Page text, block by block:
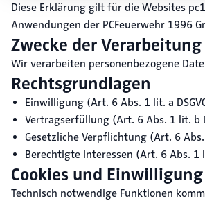
Diese Erklärung gilt für die Websites
Anwendungen der PCFeuerwehr 1996
Zwecke der Verarbeitung
Wir verarbeiten personenbezogene
Rechtsgrundlagen
Einwilligung (Art. 6 Abs. 1 lit. a
Vertragserfüllung (Art. 6 Abs. 1 lit. b
Gesetzliche Verpflichtung (Art. 6 Abs.
Berechtigte Interessen (Art. 6 Abs. 1
Cookies und Einwilligung
Technisch notwendige Funktionen